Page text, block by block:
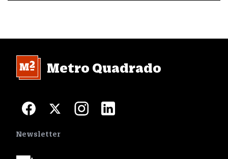
Metro Quadrado
Newsletter